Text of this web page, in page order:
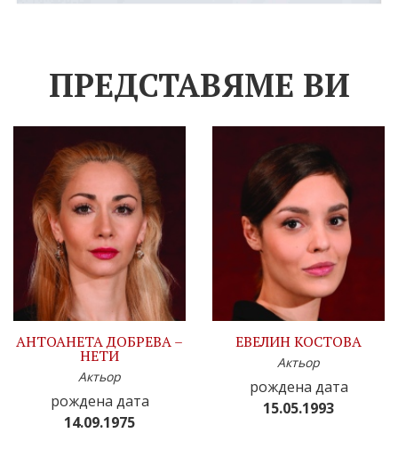
ПРЕДСТАВЯМЕ ВИ
АНТОАНЕТА ДОБРЕВА –
НЕТИ
Актьор
рождена дата
14.09.1975
ЕВЕЛИН КОСТОВА
Актьор
рождена дата
15.05.1993